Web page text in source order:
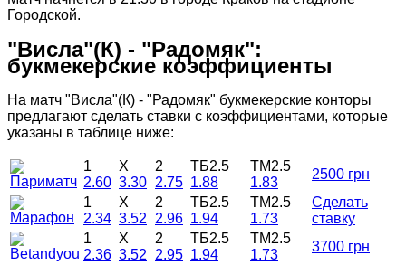
Городской.
"Висла"(К) - "Радомяк":
букмекерские коэффициенты
На матч "Висла"(К) - "Радомяк" букмекерские конторы
предлагают сделать ставки с коэффициентами, которые
указаны в таблице ниже:
1
2.60
X
3.30
2
2.75
ТБ2.5
1.88
ТМ2.5
1.83
2500 грн
1
2.34
X
3.52
2
2.96
ТБ2.5
1.94
ТМ2.5
1.73
Сделать
ставку
1
2.36
X
3.52
2
2.95
ТБ2.5
1.94
ТМ2.5
1.73
3700 грн